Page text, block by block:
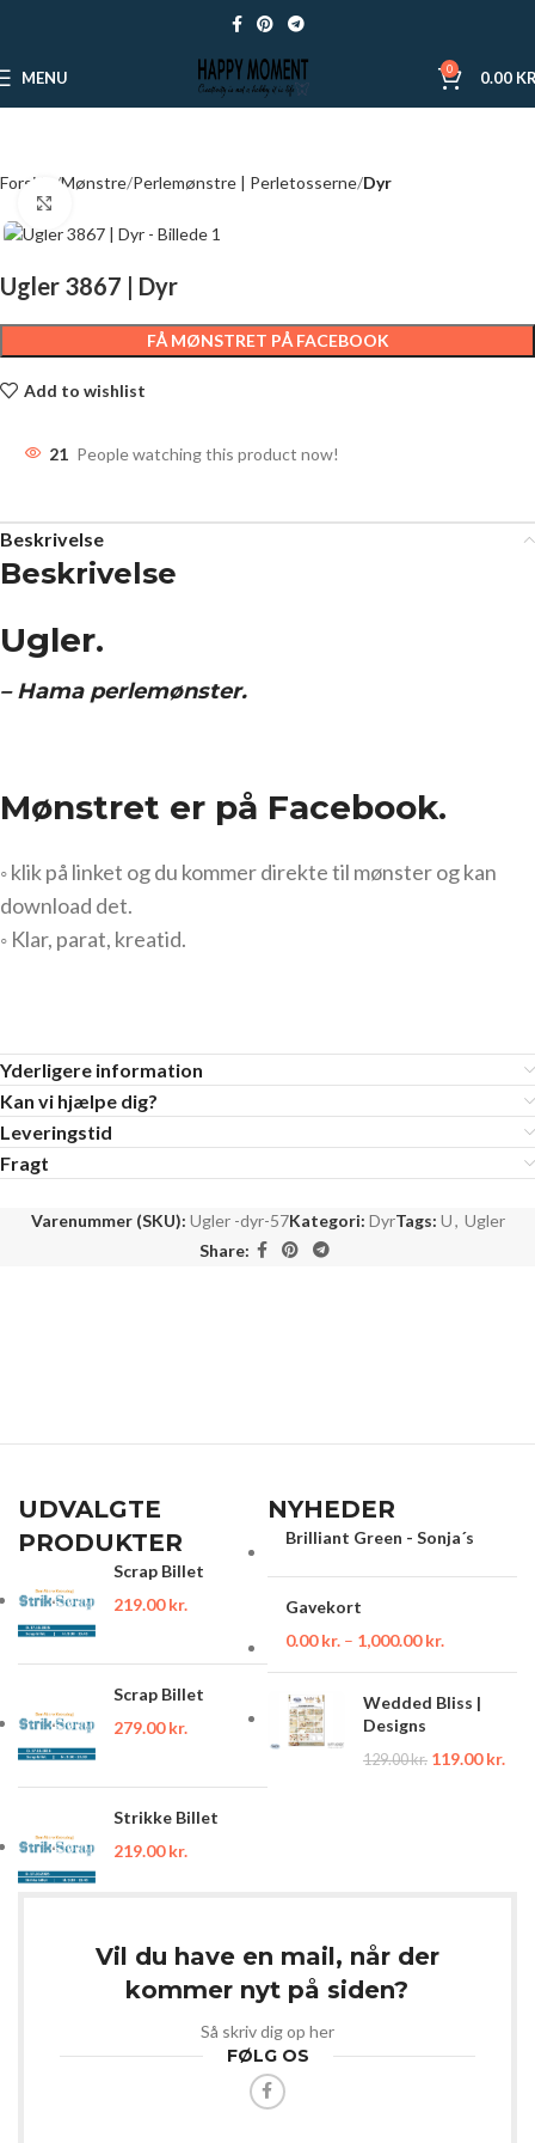
MENU 0 0.00
Forside Mønstre Perlemønstre | Perletosserne Dyr
Ugler 3867 | Dyr
FÅ MØNSTRET PÅ FACEBOOK
Add to wishlist
21 People watching this product now!
Beskrivelse
Beskrivelse
Ugler.
– Hama perlemønster.
Mønstret er på Facebook.
◦ klik på linket og du kommer direkte til mønster og kan
download det.
◦ Klar, parat, kreatid.
Yderligere information
Kan vi hjælpe dig?
Leveringstid
Fragt
Varenummer (SKU): Ugler -dyr-57Kategori: DyrTags: U, Ugler
Share:
UDVALGTE
PRODUKTER
Scrap Billet
219.00kr.
Scrap Billet
279.00kr.
Strikke Billet
219.00kr.
NYHEDER
Brilliant Green - Sonja´s
Gavekort
0.00kr. – 1,000.00kr.
Wedded Bliss |
Designs
129.00kr. 119.00kr.
Vil du have en mail, når der
kommer nyt på siden?
Så skriv dig op her
FØLG OS